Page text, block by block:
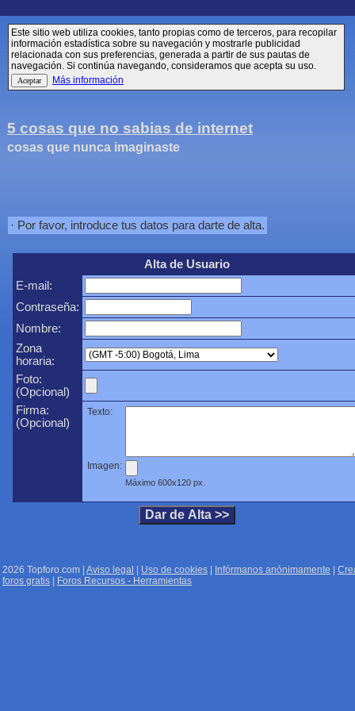
Este sitio web utiliza cookies, tanto propias como de terceros, para recopilar
información estadística sobre su navegación y mostrarle publicidad
relacionada con sus preferencias, generada a partir de sus pautas de
navegación. Si continúa navegando, consideramos que acepta su uso.
Más información
5 cosas que no sabias de internet
cosas que nunca imaginaste
· Por favor, introduce tus datos para darte de alta.
Alta de Usuario
E-mail:
Contraseña:
Nombre:
Zona
horaria:
Foto:
(Opcional)
Firma:
(Opcional)
Texto:
Imagen:
Máximo 600x120 px.
2026 Topforo.com | Aviso legal Uso de cookies Infórmanos anónimamente
foros gratis
Foros Recursos - Herramientas